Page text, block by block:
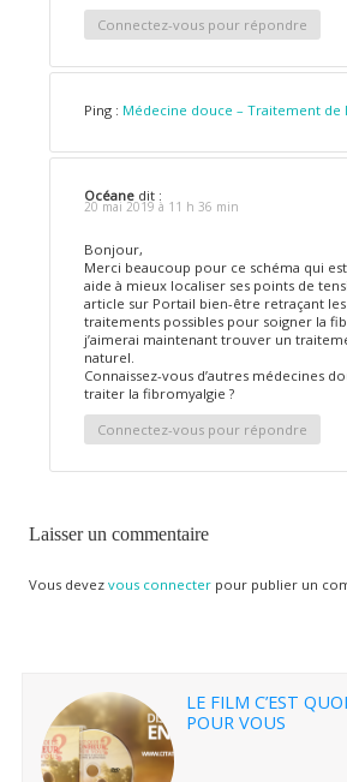
Connectez-vous pour répondre
Ping : Médecine douce – Traitement de
Océane dit :
20 mai 2019 à 11 h 36 min
Bonjour,
Merci beaucoup pour ce schéma qui
aide à mieux localiser ses points de
article sur Portail bien-être retraçant
traitements possibles pour soigner la
j’aimerai maintenant trouver un
naturel.
Connaissez-vous d’autres médecines
traiter la fibromyalgie ?
Connectez-vous pour répondre
Laisser un commentaire
Vous devez vous connecterpour publier un
LE FILM C’EST
POUR VOUS